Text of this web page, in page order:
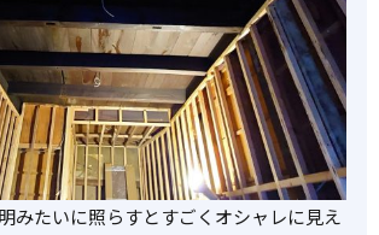
みたいに照らすとすごくオシャレに見え